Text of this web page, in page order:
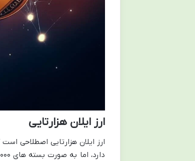
ارز ایلان هزارتایی